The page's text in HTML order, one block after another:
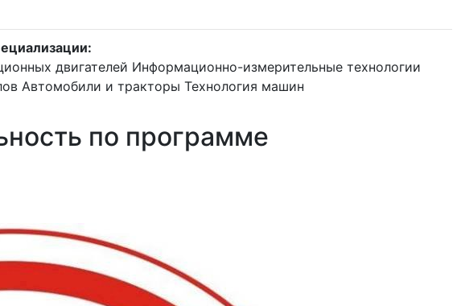
двигателей Информационно-измерительные технологии
Автомобили и тракторы Технология машин
по программе